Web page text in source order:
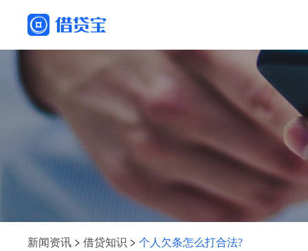
新闻资讯 借贷知识 个人欠条怎么打合法?